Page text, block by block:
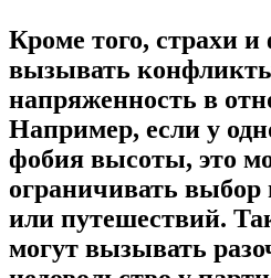
Кроме того, страхи
вызывать
напряженность в
Например, если у
фобия высоты, это
ограничивать выбор
или путешествий.
могут вызывать